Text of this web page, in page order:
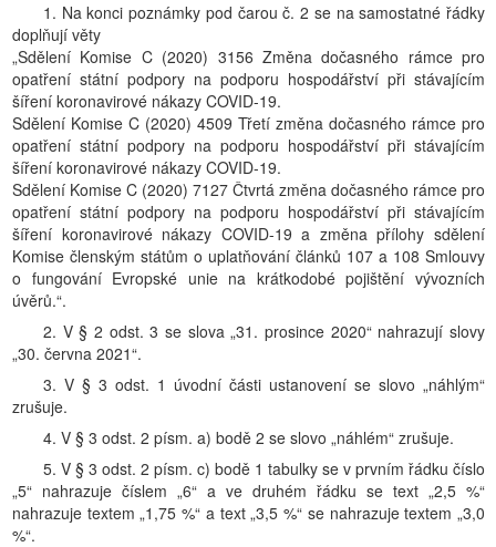
1. Na konci poznámky pod čarou č. 2 se na samostatné řádky
doplňují věty
„Sdělení Komise C (2020) 3156 Změna dočasného rámce pro
opatření státní podpory na podporu hospodářství při stávajícím
šíření koronavirové nákazy COVID-19.
Sdělení Komise C (2020) 4509 Třetí změna dočasného rámce pro
opatření státní podpory na podporu hospodářství při stávajícím
šíření koronavirové nákazy COVID-19.
Sdělení Komise C (2020) 7127 Čtvrtá změna dočasného rámce pro
opatření státní podpory na podporu hospodářství při stávajícím
šíření koronavirové nákazy COVID-19 a změna přílohy sdělení
Komise členským státům o uplatňování článků 107 a 108 Smlouvy
o fungování Evropské unie na krátkodobé pojištění vývozních
úvěrů.“.
2. V § 2 odst. 3 se slova „31. prosince 2020“ nahrazují slovy
„30. června 2021“.
3. V § 3 odst. 1 úvodní části ustanovení se slovo „náhlým“
zrušuje.
4. V § 3 odst. 2 písm. a) bodě 2 se slovo „náhlém“ zrušuje.
5. V § 3 odst. 2 písm. c) bodě 1 tabulky se v prvním řádku číslo
„5“ nahrazuje číslem „6“ a ve druhém řádku se text „2,5 %“
nahrazuje textem „1,75 %“ a text „3,5 %“ se nahrazuje textem „3,0
%“.